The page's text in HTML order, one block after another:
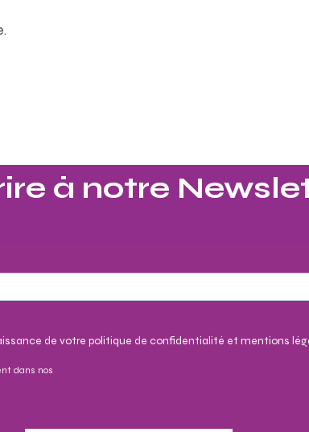
à notre
de votre politique de confidentialité et mentions
dans nos